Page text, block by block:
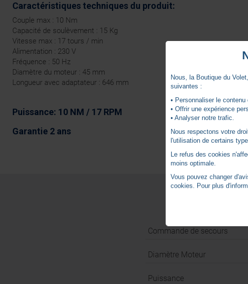
Caractéristiques techniques du produit:
Couple max : 10 Nm
Capacité de soulèvement : 15 Kg
Vitesse max : 17 tours / min
Alimentation : 230 V
Fréquence : 50 Hz
Diamètre du moteur : 45 mm
Longueur avec adaptateur : 646 mm
Puissance: 10 NM / 17 RPM
Garantie 2 ans
Commande de secours
Diamètre Moteur
Puissance
Nous, la Boutique du
suivantes :
• Personnaliser le
• Offrir une expérience
• Analyser notre trafic.
Nous respectons votre
l'utilisation de certains
Le refus des cookies
moins optimale.
Vous pouvez changer
cookies. Pour plus